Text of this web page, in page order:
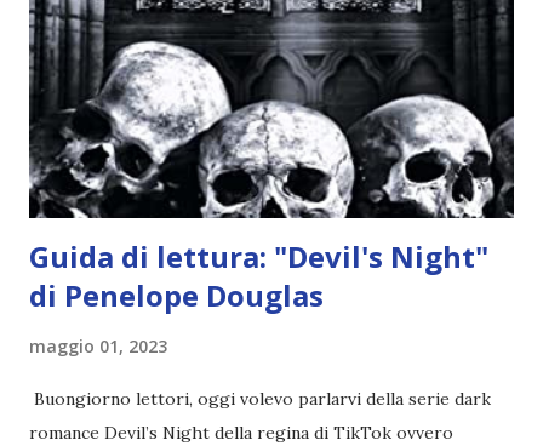
credono e che potrebbe aver ucciso altri mezzi angeli, tipo
Rafael. A quelle parole, Haniel seguito da altri ibridi, si reca
nell'appartamento, senza risultati. Infine cercano nella
chiesetta. Lì trovano Rafael alle prese con gli angeli puri,
ma questa volta ...
Guida di lettura: "Devil's Night"
di Penelope Douglas
maggio 01, 2023
Buongiorno lettori, oggi volevo parlarvi della serie dark
romance Devil’s Night della regina di TikTok ovvero